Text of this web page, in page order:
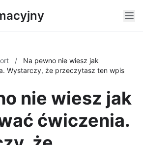
/
Na pewno nie wiesz jak
Wystarczy, że przeczytasz ten wpis
nie wiesz jak
ćwiczenia.